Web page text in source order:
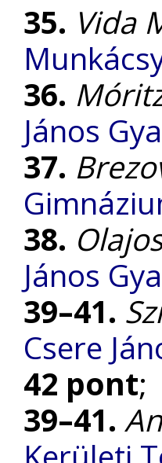
35. Vida
36.
János
37.
38.
János
39–41.
Csere
42 pont;
39–41.